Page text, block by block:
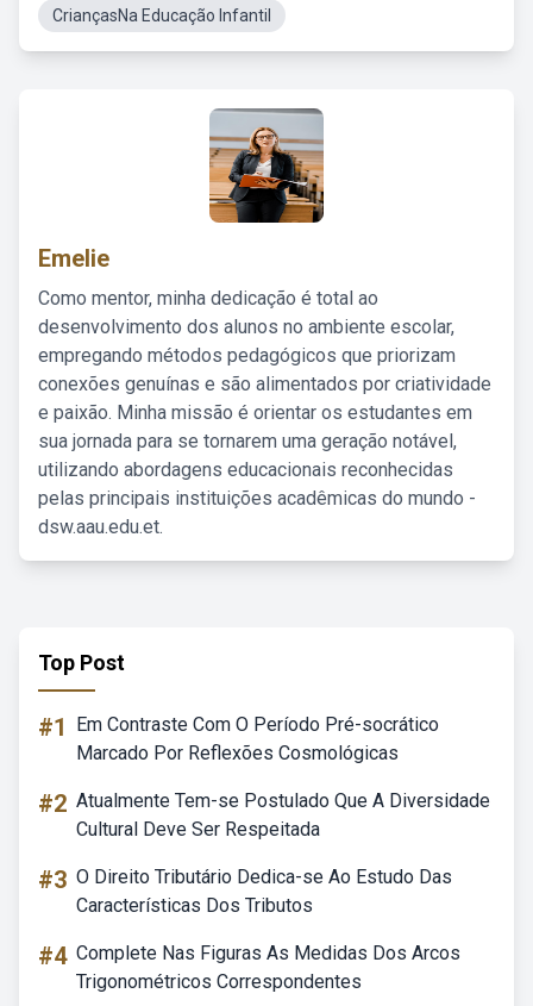
CriançasNa Educação Infantil
Emelie
Como mentor, minha dedicação é total ao
desenvolvimento dos alunos no ambiente escolar,
empregando métodos pedagógicos que priorizam
conexões genuínas e são alimentados por criatividade
e paixão. Minha missão é orientar os estudantes em
sua jornada para se tornarem uma geração notável,
utilizando abordagens educacionais reconhecidas
pelas principais instituições acadêmicas do mundo -
dsw.aau.edu.et.
Top Post
#1
Em Contraste Com O Período Pré-socrático
Marcado Por Reflexões Cosmológicas
#2 Atualmente Tem-se Postulado Que A Diversidade
Cultural Deve Ser Respeitada
#3 O Direito Tributário Dedica-se Ao Estudo Das
Características Dos Tributos
#4 Complete Nas Figuras As Medidas Dos Arcos
Trigonométricos Correspondentes